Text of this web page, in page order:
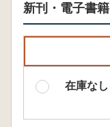
新刊・電子書籍
在庫なし